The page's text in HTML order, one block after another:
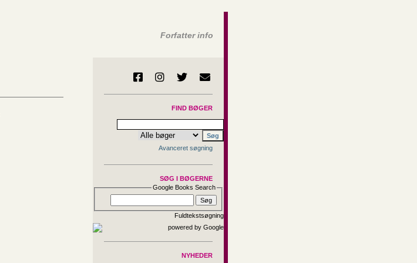
Forfatter info
FIND BØGER
Avanceret søgning
SØG I BØGERNE
Google Books Search
Fuldtekstsøgning
NYHEDER